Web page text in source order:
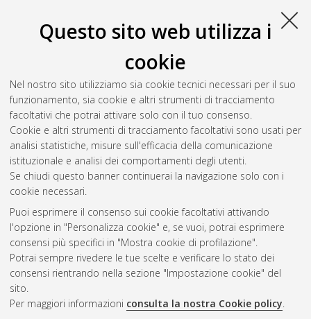
Questo sito web utilizza i
cookie
Nel nostro sito utilizziamo sia cookie tecnici necessari per il suo
funzionamento, sia cookie e altri strumenti di tracciamento
facoltativi che potrai attivare solo con il tuo consenso.
Cookie e altri strumenti di tracciamento facoltativi sono usati per
analisi statistiche, misure sull'efficacia della comunicazione
istituzionale e analisi dei comportamenti degli utenti.
Se chiudi questo banner continuerai la navigazione solo con i
cookie necessari.
Puoi esprimere il consenso sui cookie facoltativi attivando
l'opzione in "Personalizza cookie" e, se vuoi, potrai esprimere
consensi più specifici in "Mostra cookie di profilazione".
Potrai sempre rivedere le tue scelte e verificare lo stato dei
consensi rientrando nella sezione "Impostazione cookie" del
sito.
Per maggiori informazioni consulta la nostra Cookie policy.
Atom
RSS 1.0
Autore della tesi|
Indirizzo |Orientamento|Nessun raggruppamento
Numero di documenti:0.
Questa lista e' stata generata ilSat Aug 8 20:37:11 2026
CEST
Atom
Rss 1.0
Rss 2.0
AMS Laurea